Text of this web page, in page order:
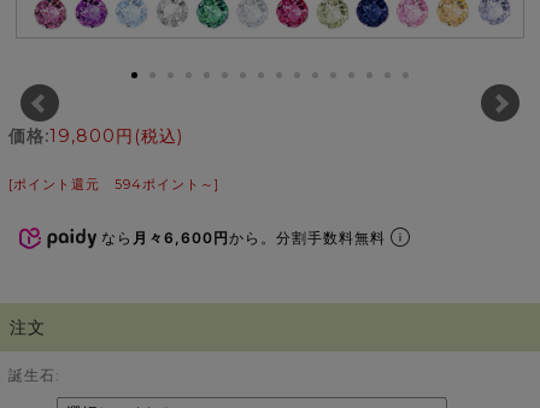
価格:19,800円 (税込)
[ポイント還元 594ポイント～]
なら 月々6,600円から。分割手数料無料
注文
誕生石: